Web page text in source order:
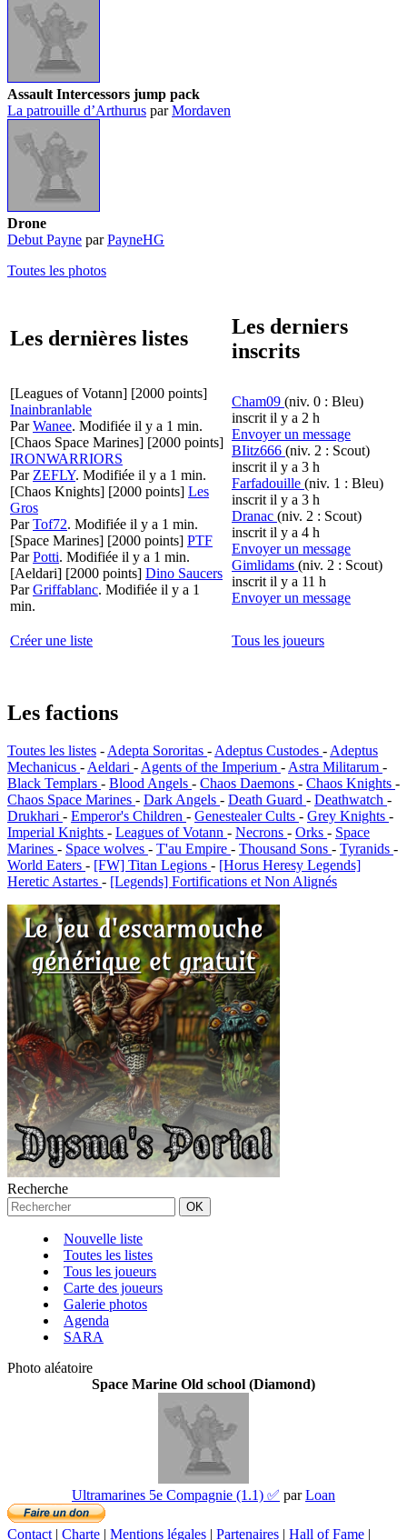
Assault Intercessors jump pack
La patrouille d’Arthurus parMordaven
Drone
Debut Payne parPayneHG
Toutes les photos
Les dernières listes
Les derniers
inscrits
[Leagues of Votann] [2000 points]
Inainbranlable
ParWanee. Modifiée il y a 1 min.
[Chaos Space Marines] [2000 points]
IRONWARRIORS
Par ZEFLY. Modifiée il y a 1 min.
[Chaos Knights] [2000 points] Les
Gros
ParTof72. Modifiée il y a 1 min.
[Space Marines] [2000 points] PTF
ParPotti. Modifiée il y a 1 min.
[Aeldari] [2000 points] Dino Saucers
ParGriffablanc. Modifiée il y a 1
min.
Cham09 (niv. 0 : Bleu)
inscrit il y a 2 h
Envoyer un message
BIitz666 (niv. 2 : Scout)
inscrit il y a 3 h
Farfadouille (niv. 1 : Bleu)
inscrit il y a 3 h
Dranac (niv. 2 : Scout)
inscrit il y a 4 h
Envoyer un message
Gimlidams (niv. 2 : Scout)
inscrit il y a 11 h
Envoyer un message
Créer une liste Tous les joueurs
Les factions
Toutes les listes -Adepta Sororitas -Adeptus Custodes -Adeptus
Mechanicus -Aeldari -Agents of the Imperium -Astra Militarum -
Black Templars - Blood Angels - Chaos Daemons - Chaos Knights -
Chaos Space Marines - Dark Angels - Death Guard - Deathwatch -
Drukhari - Emperor's Children - Genestealer Cults - Grey Knights -
Imperial Knights - Leagues of Votann - Necrons - Orks - Space
Marines - Space wolves - T'au Empire - Thousand Sons - Tyranids -
World Eaters - [FW] Titan Legions - [Horus Heresy Legends]
Heretic Astartes - [Legends] Fortifications et Non Alignés
Recherche
Nouvelle liste
Toutes les listes
Tous les joueurs
Carte des joueurs
Galerie photos
Agenda
SARA
Photo aléatoire
Space Marine Old school (Diamond)
Ultramarines 5e Compagnie (1.1) ✅ parLoan
Contact| Charte | Mentions légales | Partenaires | Hall of Fame |